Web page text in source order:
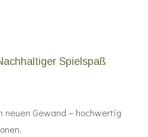
Spielspaß
neuen Gewand – hochwertig